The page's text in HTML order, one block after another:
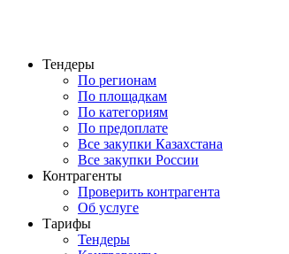
Тендеры
По регионам
По площадкам
По категориям
По предоплате
Все закупки Казахстана
Все закупки России
Контрагенты
Проверить контрагента
Об услуге
Тарифы
Тендеры